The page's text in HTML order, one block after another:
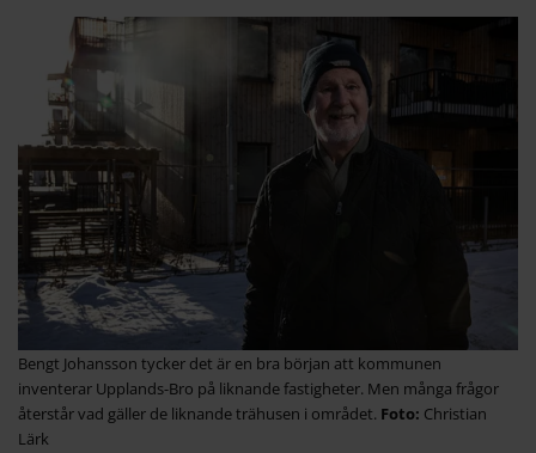
Bengt Johansson tycker det är en bra början att kommunen
inventerar Upplands-Bro på liknande fastigheter. Men många frågor
återstår vad gäller de liknande trähusen i området.
Christian
Lärk